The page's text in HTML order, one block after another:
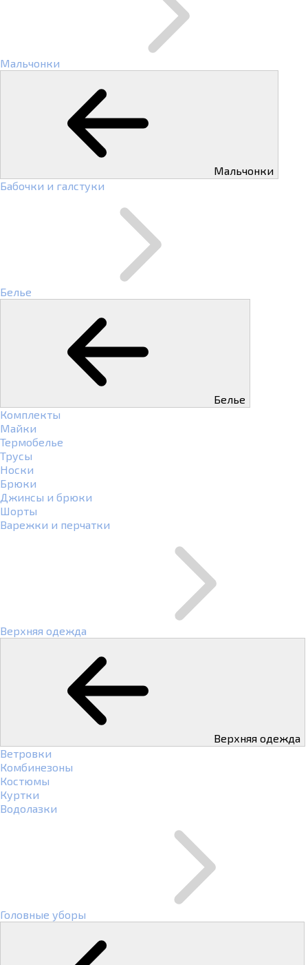
Мальчонки
Мальчонки
Бабочки и галстуки
Белье
Белье
Комплекты
Майки
Термобелье
Трусы
Носки
Брюки
Джинсы и брюки
Шорты
Варежки и перчатки
Верхняя одежда
Верхняя одежда
Ветровки
Комбинезоны
Костюмы
Куртки
Водолазки
Головные уборы